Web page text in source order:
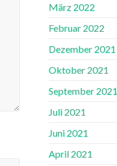
März 2022
Februar 2022
Dezember 2021
Oktober 2021
September 2021
Juli 2021
Juni 2021
April 2021